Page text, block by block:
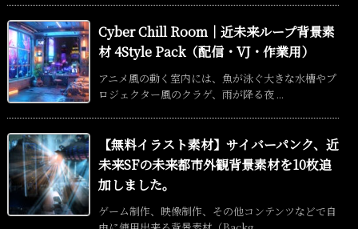
Cyber Chill Room｜近未来ループ背景素
材 4Style Pack（配信・VJ・作業用）
アニメ風の動く室内には、魚が泳ぐ大きな水槽やプ
ロジェクター風のクラゲ、雨が降る夜 ...
【無料イラスト素材】サイバーパンク、近
未来SFの未来都市外観背景素材を10枚追
加しました。
ゲーム制作、映像制作、その他コンテンツなどで自